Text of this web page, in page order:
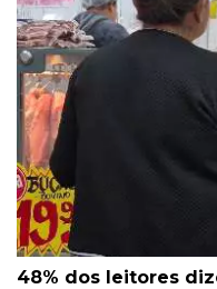
48% dos leitores